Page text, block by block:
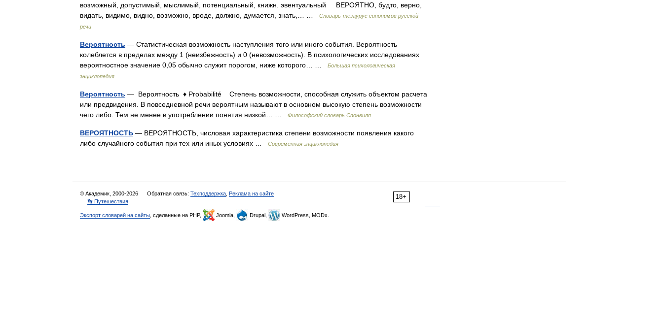
возможный, допустимый, мыслимый, потенциальный, книжн. эвентуальный ВЕРОЯТНО, будто, верно,
видать, видимо, видно, возможно, вроде, должно, думается, знать,… …
Словарь-тезаурус синонимов русской
речи
Вероятность — Статистическая возможность наступления того или иного события. Вероятность
колеблется в пределах между 1 (неизбежность) и 0 (невозможность). В психологических исследованиях
вероятностное значение 0,05 обычно служит порогом, ниже которого… …
Большая психологическая
энциклопедия
Вероятность — Вероятность ♦ Probabilité Степень возможности, способная служить объектом расчета
или предвидения. В повседневной речи вероятным называют в основном высокую степень возможности
чего либо. Тем не менее в употреблении понятия низкой… …
Философский словарь Спонвиля
ВЕРОЯТНОСТЬ — ВЕРОЯТНОСТЬ, числовая характеристика степени возможности появления какого
либо случайного события при тех или иных условиях …
Современная энциклопедия
18+
© Академик, 2000-2026 Обратная связь: Техподдержка Реклама на сайте
👣 Путешествия
Экспорт словарей на сайты , сделанные на PHP, Joomla, Drupal, WordPress, MODx.